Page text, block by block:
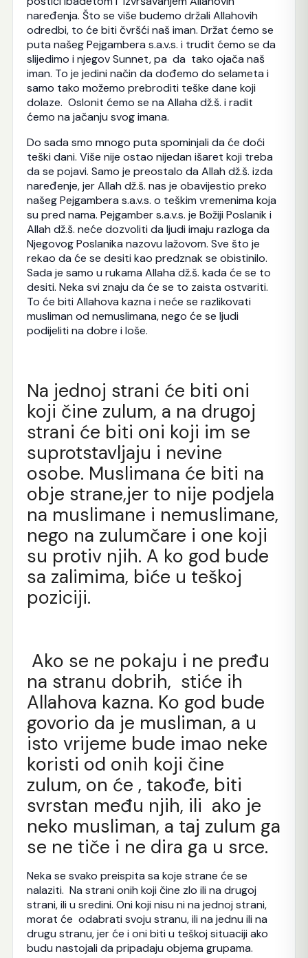
naređenja. Što se više budemo držali Allahovih
odredbi, to će biti čvršći naš iman. Držat ćemo se
puta našeg Pejgambera s.a.v.s. i trudit ćemo se da
slijedimo i njegov Sunnet, pa da tako ojača naš
iman. To je jedini način da dođemo do selameta i
samo tako možemo prebroditi teške dane koji
dolaze. Oslonit ćemo se na Allaha dž.š. i radit
ćemo na jačanju svog imana.
Do sada smo mnogo puta spominjali da će doći
teški dani. Više nije ostao nijedan išaret koji treba
da se pojavi. Samo je preostalo da Allah dž.š. izda
naređenje, jer Allah dž.š. nas je obavijestio preko
našeg Pejgambera s.a.v.s. o teškim vremenima koja
su pred nama. Pejgamber s.a.v.s. je Božiji Poslanik i
Allah dž.š. neće dozvoliti da ljudi imaju razloga da
Njegovog Poslanika nazovu lažovom. Sve što je
rekao da će se desiti kao predznak se obistinilo.
Sada je samo u rukama Allaha dž.š. kada će se to
desiti. Neka svi znaju da će se to zaista ostvariti.
To će biti Allahova kazna i neće se razlikovati
musliman od nemuslimana, nego će se ljudi
podijeliti na dobre i loše.
Na jednoj strani će biti oni
koji čine zulum, a na drugoj
strani će biti oni koji im se
suprotstavljaju i nevine
osobe. Muslimana će biti na
obje strane,jer to nije podjela
na muslimane i nemuslimane,
nego na zulumčare i one koji
su protiv njih. A ko god bude
sa zalimima, biće u teškoj
poziciji.
Ako se ne pokaju i ne pređu
na stranu dobrih, stiće ih
Allahova kazna. Ko god bude
govorio da je musliman, a u
isto vrijeme bude imao neke
koristi od onih koji čine
zulum, on će , takođe, biti
svrstan među njih, ili ako je
neko musliman, a taj zulum ga
se ne tiče i ne dira ga u srce.
Neka se svako preispita sa koje strane će se
nalaziti. Na strani onih koji čine zlo ili na drugoj
strani, ili u sredini. Oni koji nisu ni na jednoj strani,
morat će odabrati svoju stranu, ili na jednu ili na
drugu stranu, jer će i oni biti u teškoj situaciji ako
budu nastojali da pripadaju objema grupama.